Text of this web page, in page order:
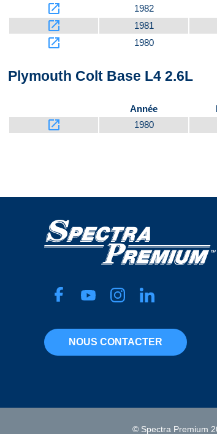
launch 1982
launch 1981
launch 1980
Plymouth Colt Base L4 2.6L
Année
launch 1980
NOUS CONTACTER
© Spectra Premium